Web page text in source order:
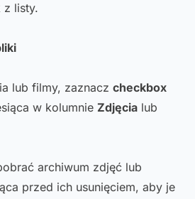
z listy.
lub filmy, zaznacz checkbox
w kolumnie Zdjęcia lub
archiwum zdjęć lub
przed ich usunięciem, aby je